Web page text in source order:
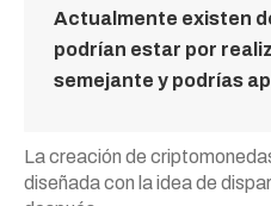
Actualmente existen
podrían estar por
semejante y podrías
La creación de
diseñada con la idea de